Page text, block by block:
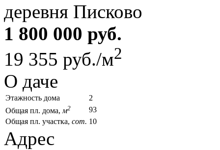
деревня Писково
1 800 000 руб.
19 355 руб./м2
О даче
Этажность дома
2
Общая пл. дома, м2
93
Общая пл. участка, сот. 10
Адрес